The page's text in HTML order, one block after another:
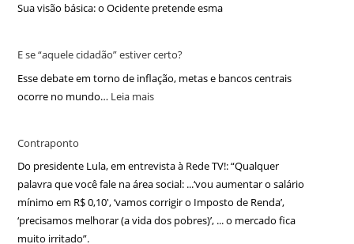
Sua visão básica: o Ocidente pretende esma
E se “aquele cidadão” estiver certo?
Esse debate em torno de inflação, metas e bancos centrais
ocorre no mundo… Leia mais
Contraponto
Do presidente Lula, em entrevista à Rede TV!: “Qualquer
palavra que você fale na área social: ...‘vou aumentar o salário
mínimo em R$ 0,10′, ‘vamos corrigir o Imposto de Renda’,
‘precisamos melhorar (a vida dos pobres)’, ... o mercado fica
muito irritado”.